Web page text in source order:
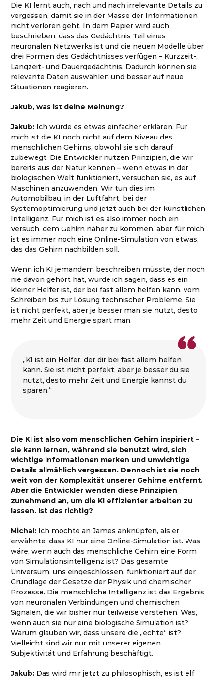
Die KI lernt auch, nach und nach irrelevante Details zu
vergessen, damit sie in der Masse der Informationen
nicht verloren geht. In dem Papier wird auch
beschrieben, dass das Gedächtnis Teil eines
neuronalen Netzwerks ist und die neuen Modelle über
drei Formen des Gedächtnisses verfügen – Kurzzeit-,
Langzeit- und Dauergedächtnis. Dadurch können sie
relevante Daten auswählen und besser auf neue
Situationen reagieren.
Jakub, was ist deine Meinung?
Jakub: Ich würde es etwas einfacher erklären. Für
mich ist die KI noch nicht auf dem Niveau des
menschlichen Gehirns, obwohl sie sich darauf
zubewegt. Die Entwickler nutzen Prinzipien, die wir
bereits aus der Natur kennen – wenn etwas in der
biologischen Welt funktioniert, versuchen sie, es auf
Maschinen anzuwenden. Wir tun dies im
Automobilbau, in der Luftfahrt, bei der
Systemoptimierung und jetzt auch bei der künstlichen
Intelligenz. Für mich ist es also immer noch ein
Versuch, dem Gehirn näher zu kommen, aber für mich
ist es immer noch eine Online-Simulation von etwas,
das das Gehirn nachbilden soll.
Wenn ich KI jemandem beschreiben müsste, der noch
nie davon gehört hat, würde ich sagen, dass es ein
kleiner Helfer ist, der bei fast allem helfen kann, vom
Schreiben bis zur Lösung technischer Probleme. Sie
ist nicht perfekt, aber je besser man sie nutzt, desto
mehr Zeit und Energie spart man.
„KI ist ein Helfer, der dir bei fast allem helfen
kann. Sie ist nicht perfekt, aber je besser du sie
nutzt, desto mehr Zeit und Energie kannst du
sparen.“
Die KI ist also vom menschlichen Gehirn inspiriert –
sie kann lernen, während sie benutzt wird, sich
wichtige Informationen merken und unwichtige
Details allmählich vergessen. Dennoch ist sie noch
weit von der Komplexität unserer Gehirne entfernt.
Aber die Entwickler wenden diese Prinzipien
zunehmend an, um die KI effizienter arbeiten zu
lassen. Ist das richtig?
Michal: Ich möchte an James anknüpfen, als er
erwähnte, dass KI nur eine Online-Simulation ist. Was
wäre, wenn auch das menschliche Gehirn eine Form
von Simulationsintelligenz ist? Das gesamte
Universum, uns eingeschlossen, funktioniert auf der
Grundlage der Gesetze der Physik und chemischer
Prozesse. Die menschliche Intelligenz ist das Ergebnis
von neuronalen Verbindungen und chemischen
Signalen, die wir bisher nur teilweise verstehen. Was,
wenn auch sie nur eine biologische Simulation ist?
Warum glauben wir, dass unsere die „echte“ ist?
Vielleicht sind wir nur mit unserer eigenen
Subjektivität und Erfahrung beschäftigt.
Jakub: Das wird mir jetzt zu philosophisch, es ist elf